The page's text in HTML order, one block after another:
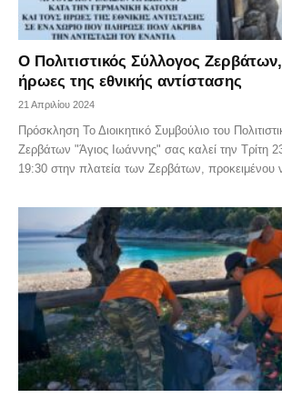
Ο Πολιτιστικός Σύλλογος
ήρωες της εθνικής αντίστασης
21 Απριλίου 2024
Πρόσκληση Το Διοικητικό Συμβούλιο του
Ζερβάτων "Άγιος Ιωάννης" σας καλεί την Τρίτη
19:30 στην πλατεία των Ζερβάτων, προκειμένου